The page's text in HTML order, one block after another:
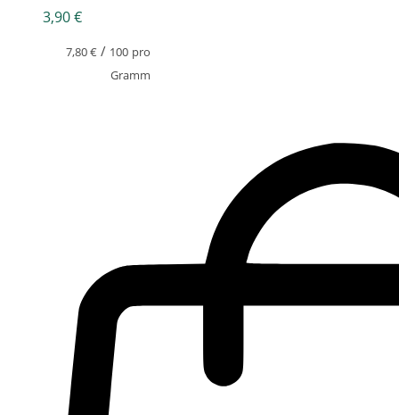
3,90€
7,80€/ 100 pro
Gramm